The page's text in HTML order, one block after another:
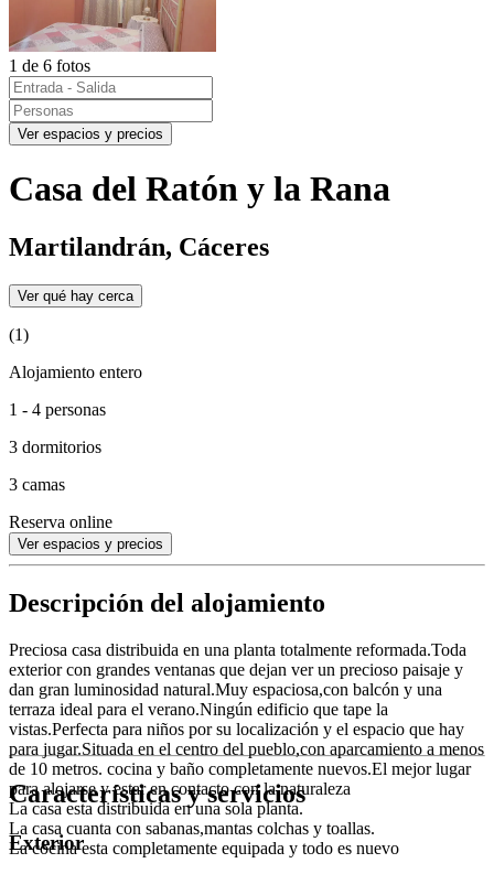
1 de 6 fotos
Ver espacios y precios
Casa del Ratón y la Rana
Martilandrán, Cáceres
Ver qué hay cerca
(1)
Alojamiento entero
1 - 4 personas
3 dormitorios
3 camas
Reserva online
Ver espacios y precios
Descripción del alojamiento
Preciosa casa distribuida en una planta totalmente reformada.Toda
exterior con grandes ventanas que dejan ver un precioso paisaje y
dan gran luminosidad natural.Muy espaciosa,con balcón y una
terraza ideal para el verano.Ningún edificio que tape la
vistas.Perfecta para niños por su localización y el espacio que hay
para jugar.Situada en el centro del pueblo,con aparcamiento a menos
de 10 metros. cocina y baño completamente nuevos.El mejor lugar
para alojarse y estar en contacto con la naturaleza
La casa esta distribuida en una sola planta.
La casa cuanta con sabanas,mantas colchas y toallas.
La cocina esta completamente equipada y todo es nuevo
Características y servicios
Exterior